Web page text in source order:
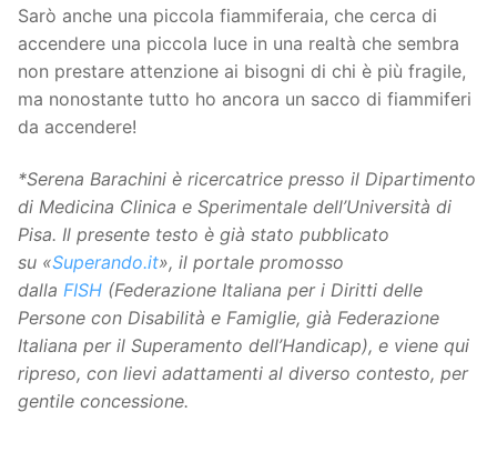
Sarò anche una piccola fiammiferaia, che cerca di
accendere una piccola luce in una realtà che sembra
non prestare attenzione ai bisogni di chi è più fragile,
ma nonostante tutto ho ancora un sacco di fiammiferi
da accendere!
*Serena Barachini è ricercatrice presso il Dipartimento
di Medicina Clinica e Sperimentale dell’Università di
Pisa. Il presente testo è già stato pubblicato
su «Superando.it», il portale promosso
dalla FISH (Federazione Italiana per i Diritti delle
Persone con Disabilità e Famiglie, già Federazione
Italiana per il Superamento dell’Handicap), e viene qui
ripreso, con lievi adattamenti al diverso contesto, per
gentile concessione.